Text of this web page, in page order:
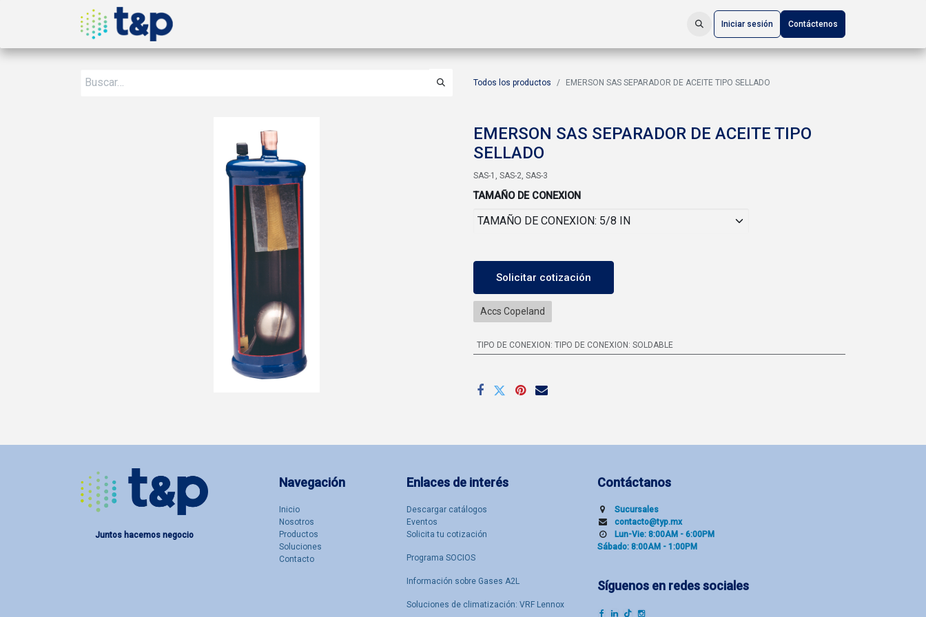
Iniciar sesión Contáctenos
Todos los productos EMERSON SAS SEPARADOR DE ACEITE TIPO SELLADO
EMERSON SAS SEPARADOR DE ACEITE TIPO
SELLADO
SAS-1, SAS-2, SAS-3
TAMAÑO DE CONEXION
Solicitar cotización
Accs Copeland
TIPO DE CONEXION : TIPO DE CONEXION: SOLDABLE
Enlaces de interés
Descargar catálogos
Eventos
Solicita tu cotización
Programa SOCIOS
Información sobre Gases A2L
Soluciones de climatización: VRF Lennox
Navegación
Inicio
Nosotro​s
Productos
Soluciones
Contacto
Contáctanos
Sucu​rsal​es
contacto@typ.mx
Lun-Vie: 8:00AM - 6:00PM
Sábado: 8:00AM - 1:00PM
Síguenos en redes sociales
Juntos hacemos negocio